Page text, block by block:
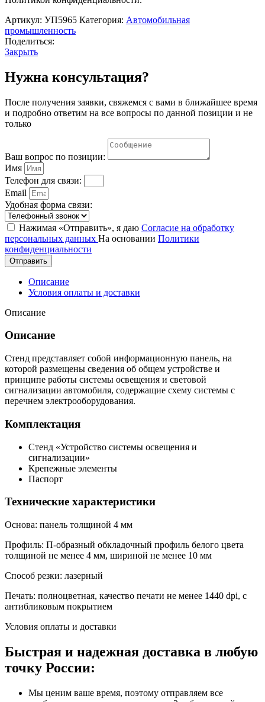
Артикул: УП5965 Категория: Автомобильная
промышленность
Поделиться:
Закрыть
Нужна консультация?
После получения заявки, свяжемся с вами в ближайшее время
и подробно ответим на все вопросы по данной позиции и не
только
Ваш вопрос по позиции:
Имя
Телефон для связи:
Email
Удобная форма связи:
Нажимая «Отправить», я даю Согласие на обработку
персональных данных На основании Политики
конфиденциальности
Отправить
Описание
Условия оплаты и доставки
Описание
Описание
Стенд представляет собой информационную панель, на
которой размещены сведения об общем устройстве и
принципе работы системы освещения и световой
сигнализации автомобиля, содержащие схему системы с
перечнем электрооборудования.
Комплектация
Стенд «Устройство системы освещения и
сигнализации»
Крепежные элементы
Паспорт
Технические характеристики
Основа: панель толщиной 4 мм
Профиль: П-образный обкладочный профиль белого цвета
толщиной не менее 4 мм, шириной не менее 10 мм
Способ резки: лазерный
Печать: полноцветная, качество печати не менее 1440 dpi, с
антибликовым покрытием
Условия оплаты и доставки
Быстрая и надежная доставка в любую
точку России:
Мы ценим ваше время, поэтому отправляем все